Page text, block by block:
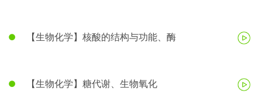
【生物化学】核酸的结构与功能、酶
【生物化学】糖代谢、生物氧化